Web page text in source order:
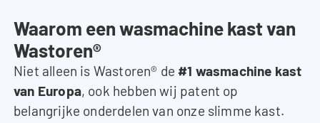
Waarom een wasmachine kast van
Wastoren®
Niet alleen is Wastoren® de #1 wasmachine kast
van Europa, ook hebben wij patent op
belangrijke onderdelen van onze slimme kast.